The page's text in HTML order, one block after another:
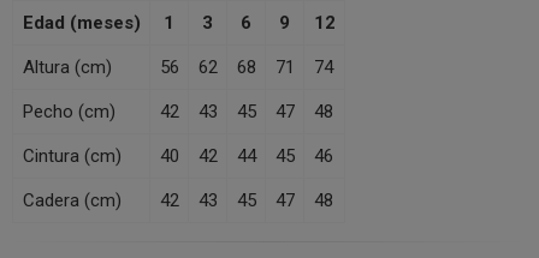
Edad (meses) 1 3 6 9 12
Altura (cm) 56 62 68 71 74
Pecho (cm) 42 43 45 47 48
Cintura (cm) 40 42 44 45 46
Cadera (cm) 42 43 45 47 48